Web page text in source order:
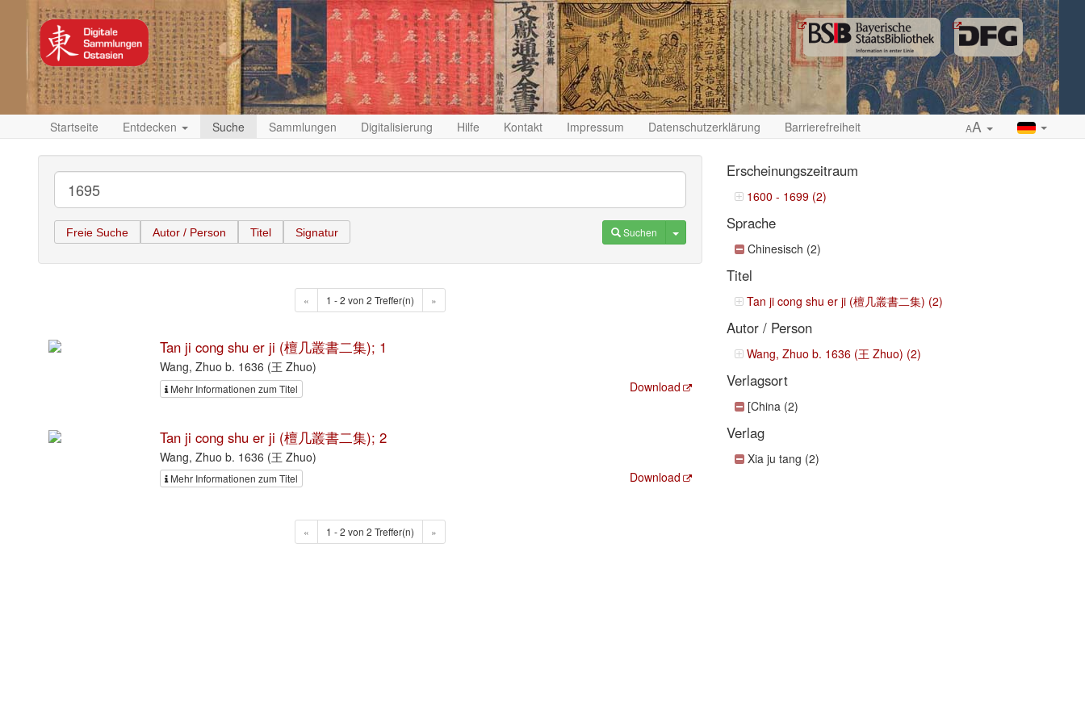
Startseite Entdecken Suche Sammlungen Digitalisierung Hilfe Kontakt Impressum Datenschutzerklärung Barrierefreiheit AA
Freie Suche Autor / Person Titel Signatur Suchen Toggle Dropdown
« 1 - 2 von 2 Treffer(n) »
Tan ji cong shu er ji (檀几叢書二集); 1
Wang, Zhuo b. 1636 (王 Zhuo)
Mehr Informationen zum Titel Download
Tan ji cong shu er ji (檀几叢書二集); 2
Wang, Zhuo b. 1636 (王 Zhuo)
Mehr Informationen zum Titel Download
« 1 - 2 von 2 Treffer(n) »
Erscheinungszeitraum
1600 - 1699 (2)
Sprache
Chinesisch (2)
Titel
Tan ji cong shu er ji (檀几叢書二集) (2)
Autor / Person
Wang, Zhuo b. 1636 (王 Zhuo) (2)
Verlagsort
[China (2)
Verlag
Xia ju tang (2)